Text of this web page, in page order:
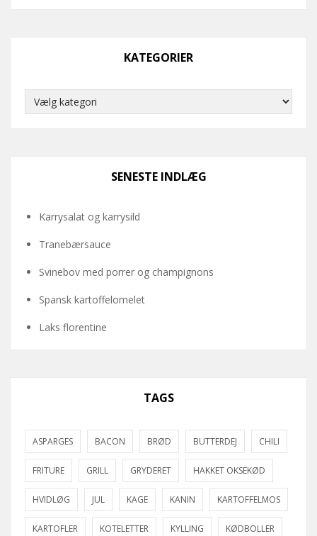
KATEGORIER
Kategorier
SENESTE INDLÆG
Karrysalat og karrysild
Tranebærsauce
Svinebov med porrer og champignons
Spansk kartoffelomelet
Laks florentine
TAGS
ASPARGES BACON BRØD BUTTERDEJ CHILI
FRITURE GRILL GRYDERET HAKKET OKSEKØD
HVIDLØG JUL KAGE KANIN KARTOFFELMOS
KARTOFLER KOTELETTER KYLLING KØDBOLLER